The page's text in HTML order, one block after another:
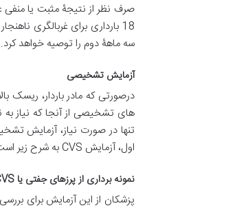
سه ماهۀ دوم را توصیه خواهد کرد.
آزمایش تشخیصی
درصورتی که مادر باردار،
های تشخیصی از آنجا که نیاز
تنها در صورت نیاز، آزمایش
اول، آزمایش CVS به شرح زیر است:
نمونه برداری از پرزهای جفتی یا CVS